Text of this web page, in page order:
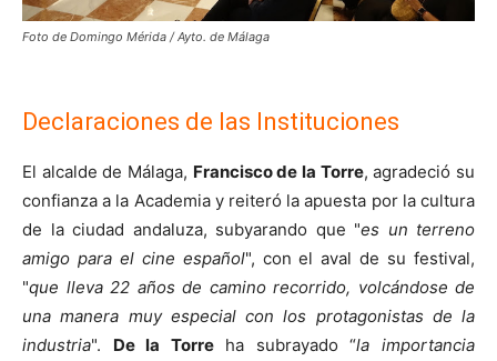
Foto de Domingo Mérida / Ayto. de Málaga
Declaraciones de las Instituciones
El alcalde de Málaga, Francisco de la Torre, agradeció su
confianza a la Academia y reiteró la apuesta por la cultura
de la ciudad andaluza, subyarando que "es un terreno
amigo para el cine español", con el aval de su festival,
"que lleva 22 años de camino recorrido, volcándose de
una manera muy especial con los protagonistas de la
industria". De la Torreha subrayado “la importancia